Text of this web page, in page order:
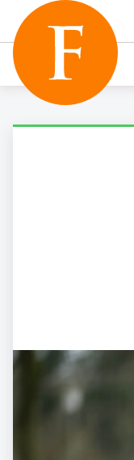
content